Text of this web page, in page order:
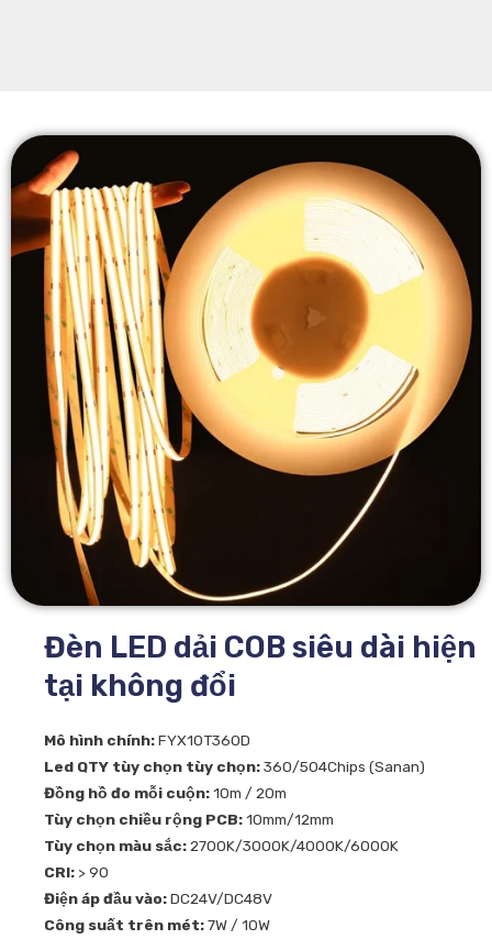
Đèn LED dải COB siêu dài hiện
tại không đổi
Mô hình chính:FYX10T360D
Led QTY tùy chọn tùy chọn:360/504Chips (Sanan)
Đồng hồ đo mỗi cuộn:10m / 20m
Tùy chọn chiều rộng PCB:10mm/12mm
Tùy chọn màu sắc: 2700K/3000K/4000K/6000K
CRI: > 90
Điện áp đầu vào:DC24V/DC48V
Công suất trên mét:7W / 10W